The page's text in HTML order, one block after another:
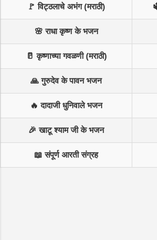
🚩 विट्ठलाचे अभंग (मराठी)
🌸 राधा कृष्ण के भजन
🥛 कृष्णाच्या गवळणी (मराठी)
🙏 गुरुदेव के पावन भजन
🔥 दादाजी धुनिवाले भजन
🎉 खाटू श्याम जी के भजन
📖 संपूर्ण आरती संग्रह